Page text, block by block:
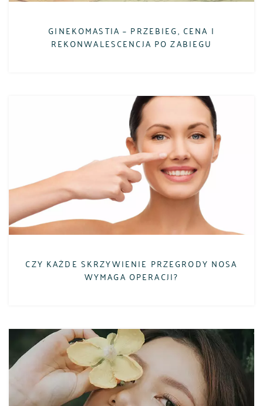
GINEKOMASTIA – PRZEBIEG, CENA I
REKONWALESCENCJA PO ZABIEGU
CZY KAŻDE SKRZYWIENIE PRZEGRODY NOSA
WYMAGA OPERACJI?